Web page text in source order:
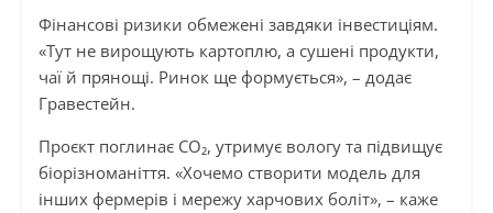
Фінансові ризики обмежені завдяки інвестиціям.
«Тут не вирощують картоплю, а сушені продукти,
чаї й прянощі. Ринок ще формується», – додає
Гравестейн.
Проєкт поглинає CO₂, утримує вологу та підвищує
біорізноманіття. «Хочемо створити модель для
інших фермерів і мережу харчових боліт», – каже